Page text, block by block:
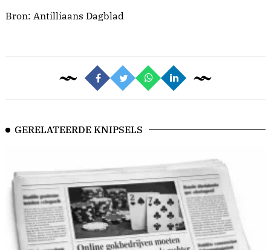
Bron: Antilliaans Dagblad
GERELATEERDE KNIPSELS